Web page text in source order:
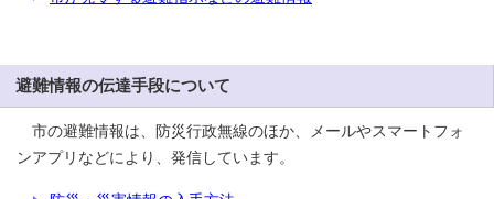
避難情報の伝達手段について
市の避難情報は、防災行政無線のほか、メールやスマートフォ
ンアプリなどにより、発信しています。